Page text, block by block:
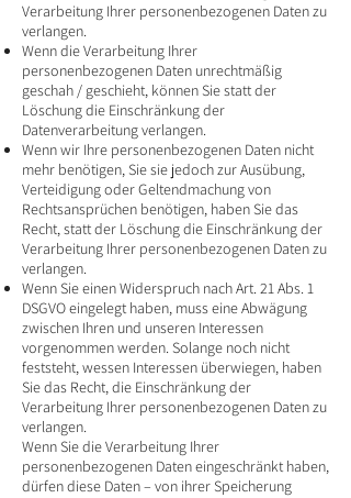
Verarbeitung Ihrer personenbezogenen Daten zu
verlangen.
Wenn die Verarbeitung Ihrer
personenbezogenen Daten unrechtmäßig
geschah / geschieht, können Sie statt der
Löschung die Einschränkung der
Datenverarbeitung verlangen.
Wenn wir Ihre personenbezogenen Daten nicht
mehr benötigen, Sie sie jedoch zur Ausübung,
Verteidigung oder Geltendmachung von
Rechtsansprüchen benötigen, haben Sie das
Recht, statt der Löschung die Einschränkung der
Verarbeitung Ihrer personenbezogenen Daten zu
verlangen.
Wenn Sie einen Widerspruch nach Art. 21 Abs. 1
DSGVO eingelegt haben, muss eine Abwägung
zwischen Ihren und unseren Interessen
vorgenommen werden. Solange noch nicht
feststeht, wessen Interessen überwiegen, haben
Sie das Recht, die Einschränkung der
Verarbeitung Ihrer personenbezogenen Daten zu
verlangen.
Wenn Sie die Verarbeitung Ihrer
personenbezogenen Daten eingeschränkt haben,
dürfen diese Daten – von ihrer Speicherung